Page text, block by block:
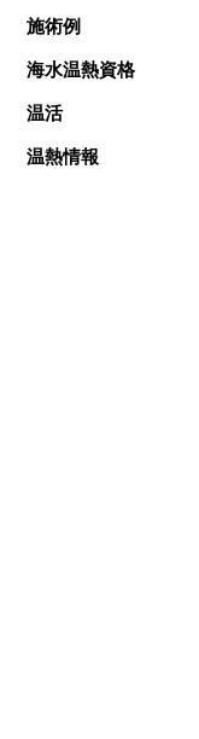
施術例
海水温熱資格
温活
温熱情報